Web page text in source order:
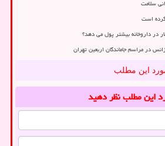
سلامت
است
در داروخانه بیشتر پول می دهد؟
در مراسم جاماندگان اربعین تهران
این مطلب
این مطلبنظر دهید